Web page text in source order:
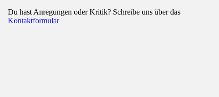
Du hast Anregungen oder Kritik? Schreibe uns über das
Kontaktformular